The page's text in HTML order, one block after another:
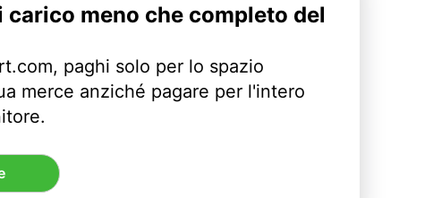
carico meno che completo del
paghi solo per lo spazio
merce anziché pagare per l'intero